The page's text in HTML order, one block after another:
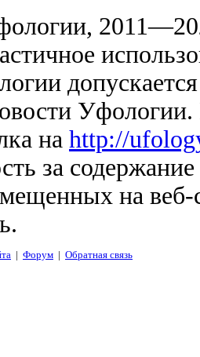
на http://
за
на
| Форум | Обратная связь